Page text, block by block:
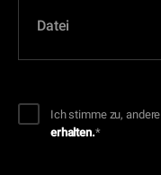
Datei
Ich stimme zu, andere
erhalten.*